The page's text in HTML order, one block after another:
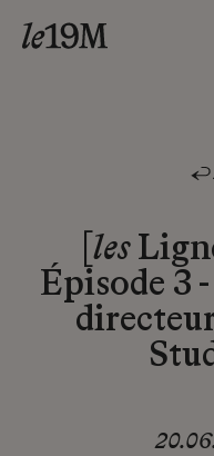
les
Épisode 3